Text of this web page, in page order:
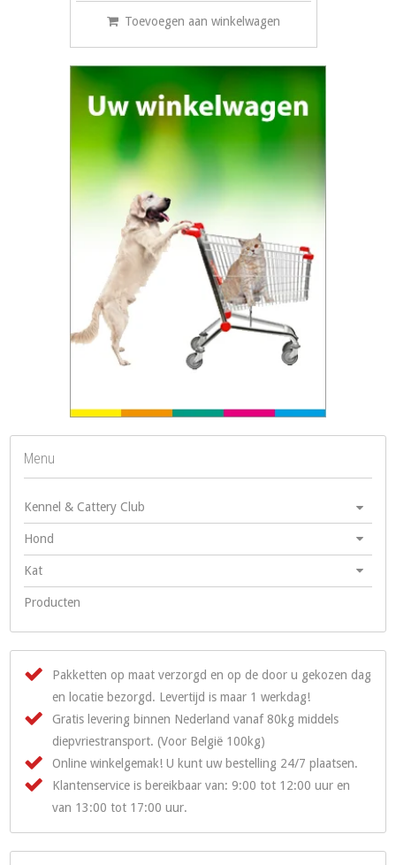
Toevoegen aan winkelwagen
Menu
Kennel & Cattery Club
Hond
Kat
Producten
Pakketten op maat verzorgd en op de door u gekozen dag
en locatie bezorgd. Levertijd is maar 1 werkdag!
Gratis levering binnen Nederland vanaf 80kg middels
diepvriestransport. (Voor België 100kg)
Online winkelgemak! U kunt uw bestelling 24/7 plaatsen.
Klantenservice is bereikbaar van: 9:00 tot 12:00 uur en
van 13:00 tot 17:00 uur.